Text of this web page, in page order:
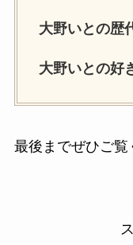
大野いとの歴
大野いとの好
最後までぜひご覧